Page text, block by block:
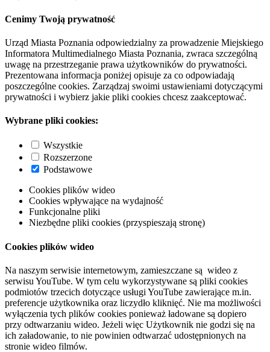
Cenimy Twoją prywatność
Urząd Miasta Poznania odpowiedzialny za prowadzenie Miejskiego
Informatora Multimedialnego Miasta Poznania, zwraca szczególną
uwagę na przestrzeganie prawa użytkowników do prywatności.
Prezentowana informacja poniżej opisuje za co odpowiadają
poszczególne cookies. Zarządzaj swoimi ustawieniami dotyczącymi
prywatności i wybierz jakie pliki cookies chcesz zaakceptować.
Wybrane pliki cookies:
Wszystkie
Rozszerzone
Podstawowe
Cookies plików wideo
Cookies wpływające na wydajność
Funkcjonalne pliki
Niezbędne pliki cookies (przyspieszają stronę)
Cookies plików wideo
Na naszym serwisie internetowym, zamieszczane są wideo z
serwisu YouTube. W tym celu wykorzystywane są pliki cookies
podmiotów trzecich dotyczące usługi YouTube zawierające m.in.
preferencje użytkownika oraz liczydło kliknięć. Nie ma możliwości
wyłączenia tych plików cookies ponieważ ładowane są dopiero
przy odtwarzaniu wideo. Jeżeli więc Użytkownik nie godzi się na
ich załadowanie, to nie powinien odtwarzać udostępnionych na
stronie wideo filmów.